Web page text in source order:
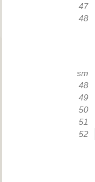
47
48
sm
48
49
50
51
52